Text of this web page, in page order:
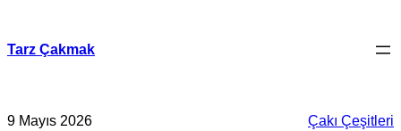
Tarz Çakmak
9 Mayıs 2026 Çakı Çeşitleri